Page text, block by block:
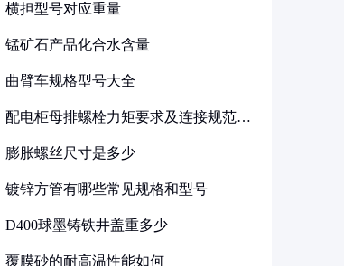
横担型号对应重量
锰矿石产品化合水含量
曲臂车规格型号大全
配电柜母排螺栓力矩要求及连接规范详
膨胀螺丝尺寸是多少
镀锌方管有哪些常见规格和型号
D400球墨铸铁井盖重多少
覆膜砂的耐高温性能如何